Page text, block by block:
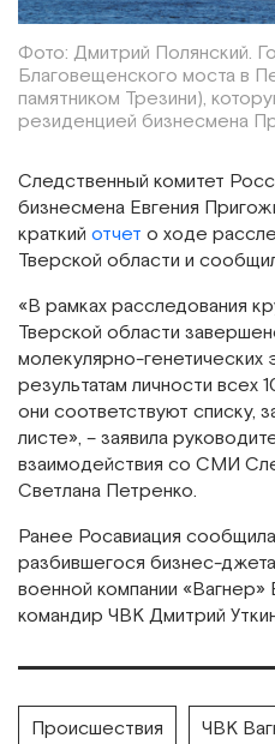
Фото: Дмитрий Полянский.
Благовещенского моста в
памятником Трезини),
резиденцией бизнесмена
Следственный комитет
бизнесмена Евгения
краткий отчет о ходе
Тверской области и
«В рамках расследования
Тверской области
молекулярно-генетических
результатам личности всех
они соответствуют списку,
листе», – заявила
взаимодействия со СМИ
Светлана Петренко.
Ранее Росавиация
разбившегося бизнес-
военной компании «Вагнер»
командир ЧВК Дмитрий
Происшествия ЧВК